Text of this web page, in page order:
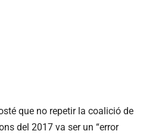
que no repetir la coalició de
del 2017 va ser un “error